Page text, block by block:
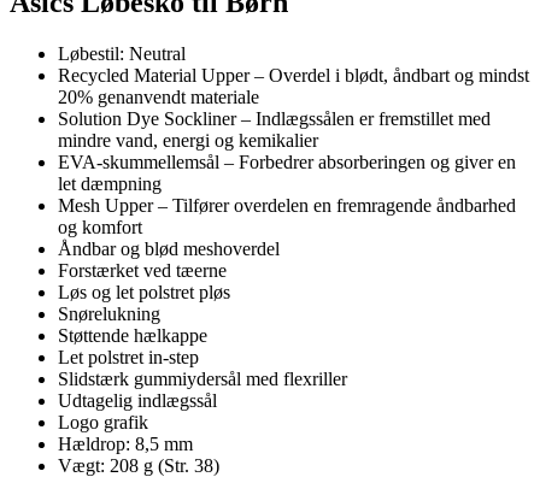
Løbestil: Neutral
Recycled Material Upper – Overdel i blødt, åndbart og mindst
20% genanvendt materiale
Solution Dye Sockliner – Indlægssålen er fremstillet med
mindre vand, energi og kemikalier
EVA-skummellemsål – Forbedrer absorberingen og giver en
let dæmpning
Mesh Upper – Tilfører overdelen en fremragende åndbarhed
og komfort
Åndbar og blød meshoverdel
Forstærket ved tæerne
Løs og let polstret pløs
Snørelukning
Støttende hælkappe
Let polstret in-step
Slidstærk gummiydersål med flexriller
Udtagelig indlægssål
Logo grafik
Hældrop: 8,5 mm
Vægt: 208 g (Str. 38)